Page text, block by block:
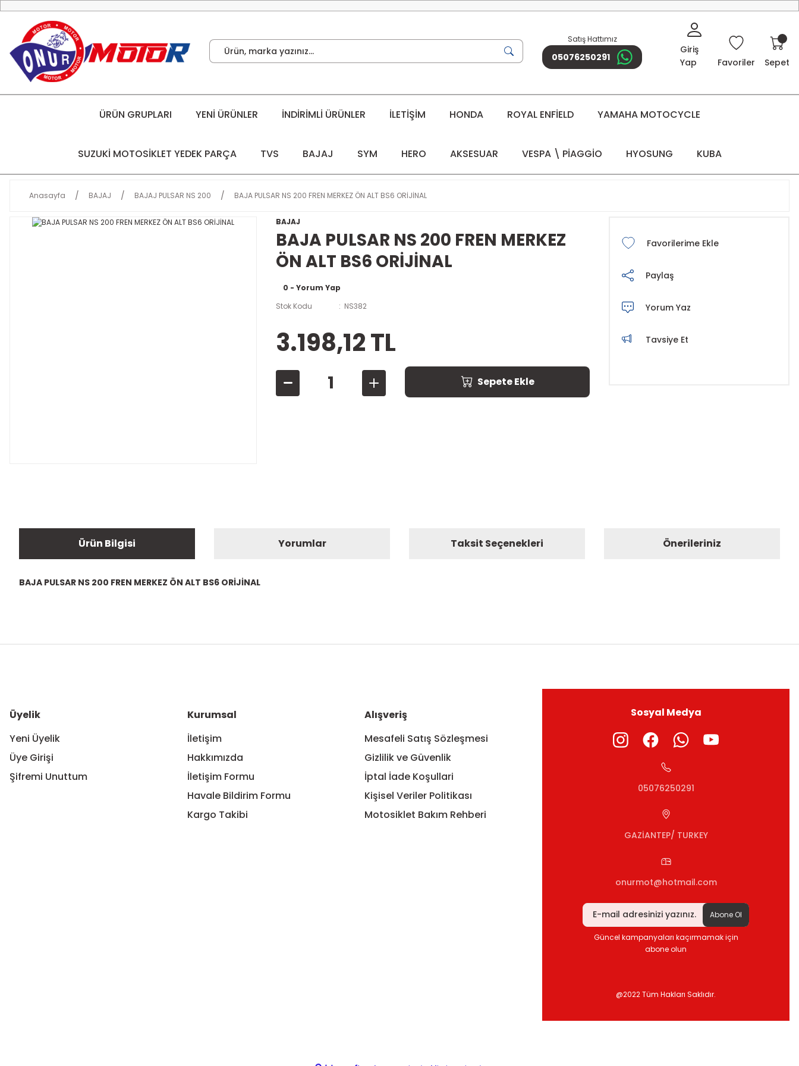
Satış Hattımız
05076250291
Giriş
Yap
Favoriler Sepet
ÜRÜN GRUPLARI YENİ ÜRÜNLER İNDİRİMLİ ÜRÜNLER İLETİŞİM HONDA ROYAL ENFİELD YAMAHA MOTOCYCLE
SUZUKİ MOTOSİKLET YEDEK PARÇA TVS BAJAJ SYM HERO AKSESUAR VESPA \ PİAGGİO HYOSUNG KUBA
Anasayfa BAJAJ BAJAJ PULSAR NS 200 BAJA PULSAR NS 200 FREN MERKEZ ÖN ALT BS6 ORİJİNAL
BAJAJ
BAJA PULSAR NS 200 FREN MERKEZ
ÖN ALT BS6 ORİJİNAL
0 - Yorum Yap
Stok Kodu
NS382
3.198,12 TL
Sepete Ekle
Paylaş
Yorum Yaz
Tavsiye Et
Ürün Bilgisi Yorumlar Taksit Seçenekleri Önerileriniz
BAJA PULSAR NS 200 FREN MERKEZ ÖN ALT BS6 ORİJİNAL
Ürün bilgilerinde hatalar bulunuyor.
Üyelik
Yeni Üyelik
Üye Girişi
Şifremi Unuttum
Kurumsal
İletişim
Hakkımızda
İletişim Formu
Havale Bildirim Formu
Kargo Takibi
Alışveriş
Mesafeli Satış Sözleşmesi
Gizlilik ve Güvenlik
İptal İade Koşullari
Kişisel Veriler Politikası
Motosiklet Bakım Rehberi
Sosyal Medya
05076250291
GAZİANTEP/ TURKEY
onurmot@hotmail.com
Abone Ol
Güncel kampanyaları kaçırmamak için
abone olun
@2022 Tüm Hakları Saklıdır.